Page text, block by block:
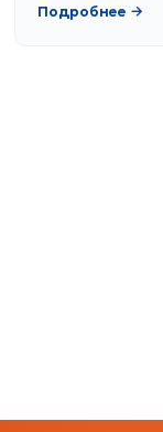
Подробнее →